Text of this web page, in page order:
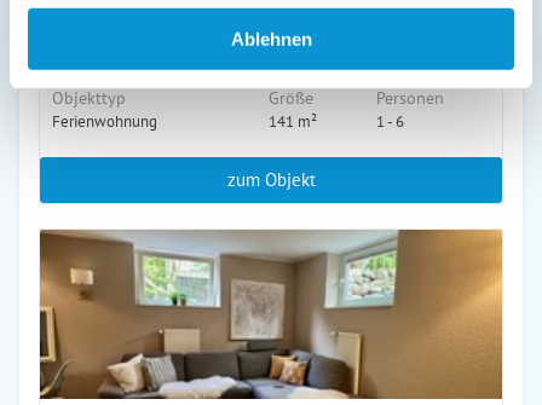
Ablehnen
Hohrott 17 Villa Bellevue I
in Heikendorf
Objekttyp
Ferienwohnung
Größe
141 m²
Personen
1 - 6
zum Objekt